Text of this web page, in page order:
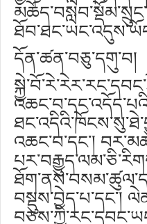
དོན་ཚན་བཅུ་དགུ་བ།
འཆང་བ་དང༌།
བསྡུས་བྱེད་པ་དང༌།